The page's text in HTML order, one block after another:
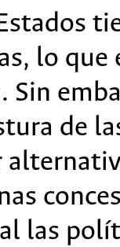
lo que
Sin
de
las